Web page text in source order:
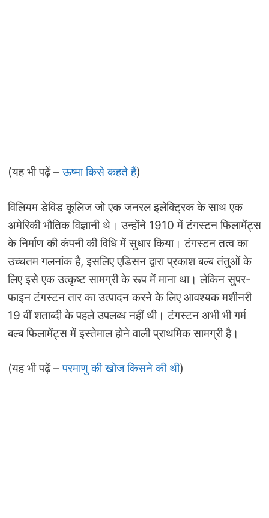
(यह भी पढ़ें –ऊष्मा किसे कहते हैं)
विलियम डेविड कूलिज जो एक जनरल इलेक्ट्रिक के साथ एक
अमेरिकी भौतिक विज्ञानी थे। उन्होंने 1910 में टंगस्टन फिलामेंट्स
के निर्माण की कंपनी की विधि में सुधार किया। टंगस्टन तत्व का
उच्चतम गलनांक है, इसलिए एडिसन द्वारा प्रकाश बल्ब तंतुओं के
लिए इसे एक उत्कृष्ट सामग्री के रूप में माना था। लेकिन सुपर-
फाइन टंगस्टन तार का उत्पादन करने के लिए आवश्यक मशीनरी
19 वीं शताब्दी के पहले उपलब्ध नहीं थी। टंगस्टन अभी भी गर्म
बल्ब फिलामेंट्स में इस्तेमाल होने वाली प्राथमिक सामग्री है।
(यह भी पढ़ें –परमाणु की खोज किसने की थी)